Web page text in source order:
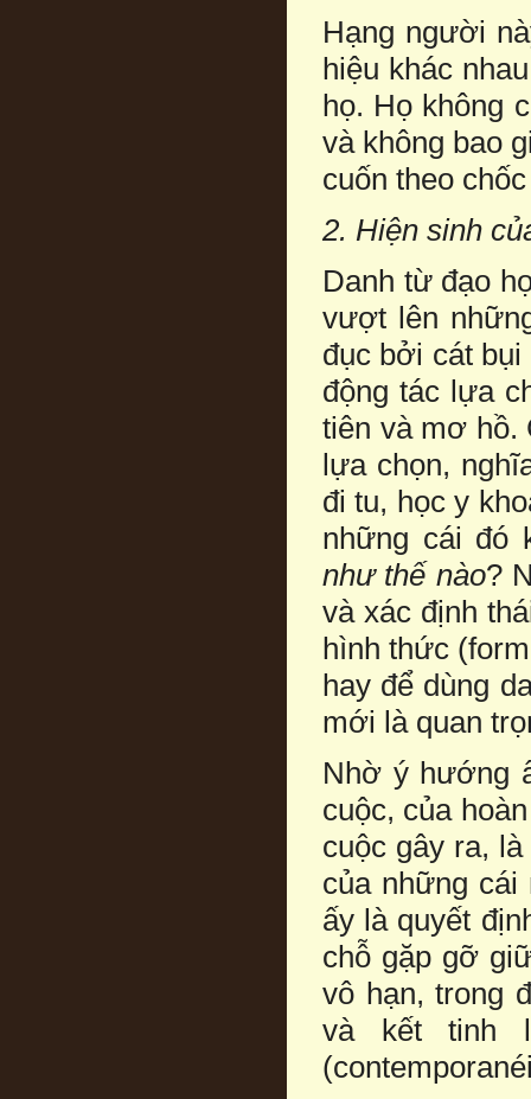
Hạng người
hiệu khác
họ. Họ không
và không bao
cuốn theo
2. Hiện sinh
Danh từ đạo
vượt lên
đục bởi cát
động tác lựa
tiên và mơ hồ.
lựa chọn,
đi tu, học y
những cái đó
như thế nào?
và xác định
hình thức
hay để dùng
mới là quan
Nhờ ý hướng
cuộc, của
cuộc gây ra,
của những cái
ấy là quyết
chỗ gặp gỡ
vô hạn, trong
và kết tinh